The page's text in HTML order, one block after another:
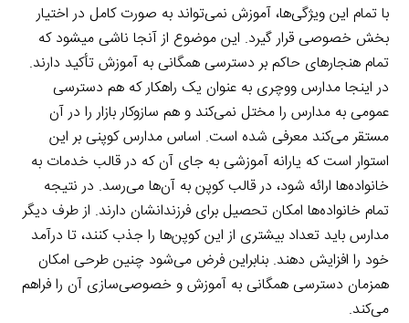
با تمام این ویژگی‌ها، آموزش نمی‌تواند به صورت کامل در اختیار
بخش خصوصی قرار گیرد. این موضوع از آنجا ناشی میشود که
تمام هنجارهای حاکم بر دسترسی همگانی به آموزش تأکید دارند.
در اینجا مدارس ووچری به عنوان یک راهکار که هم دسترسی
عمومی به مدارس را مختل نمی‌کند و هم سازوکار بازار را در آن
مستقر می‌کند معرفی شده است. اساس مدارس کوپنی بر این
استوار است که یارانه آموزشی به جای آن که در قالب خدمات به
خانواده‌ها ارائه شود، در قالب کوپن به آن‌ها می‌رسد. در نتیجه
تمام خانواده‌ها امکان تحصیل برای فرزندانشان دارند. از طرف دیگر
مدارس باید تعداد بیشتری از این کوپن‌ها را جذب کنند، تا درآمد
خود را افزایش دهند. بنابراین فرض می‌شود چنین طرحی امکان
همزمان دسترسی همگانی به آموزش و خصوصی‌سازی آن را فراهم
می‌کند.